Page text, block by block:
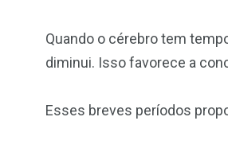
Quando o cérebro tem
diminui. Isso favorece a
Esses breves períodos